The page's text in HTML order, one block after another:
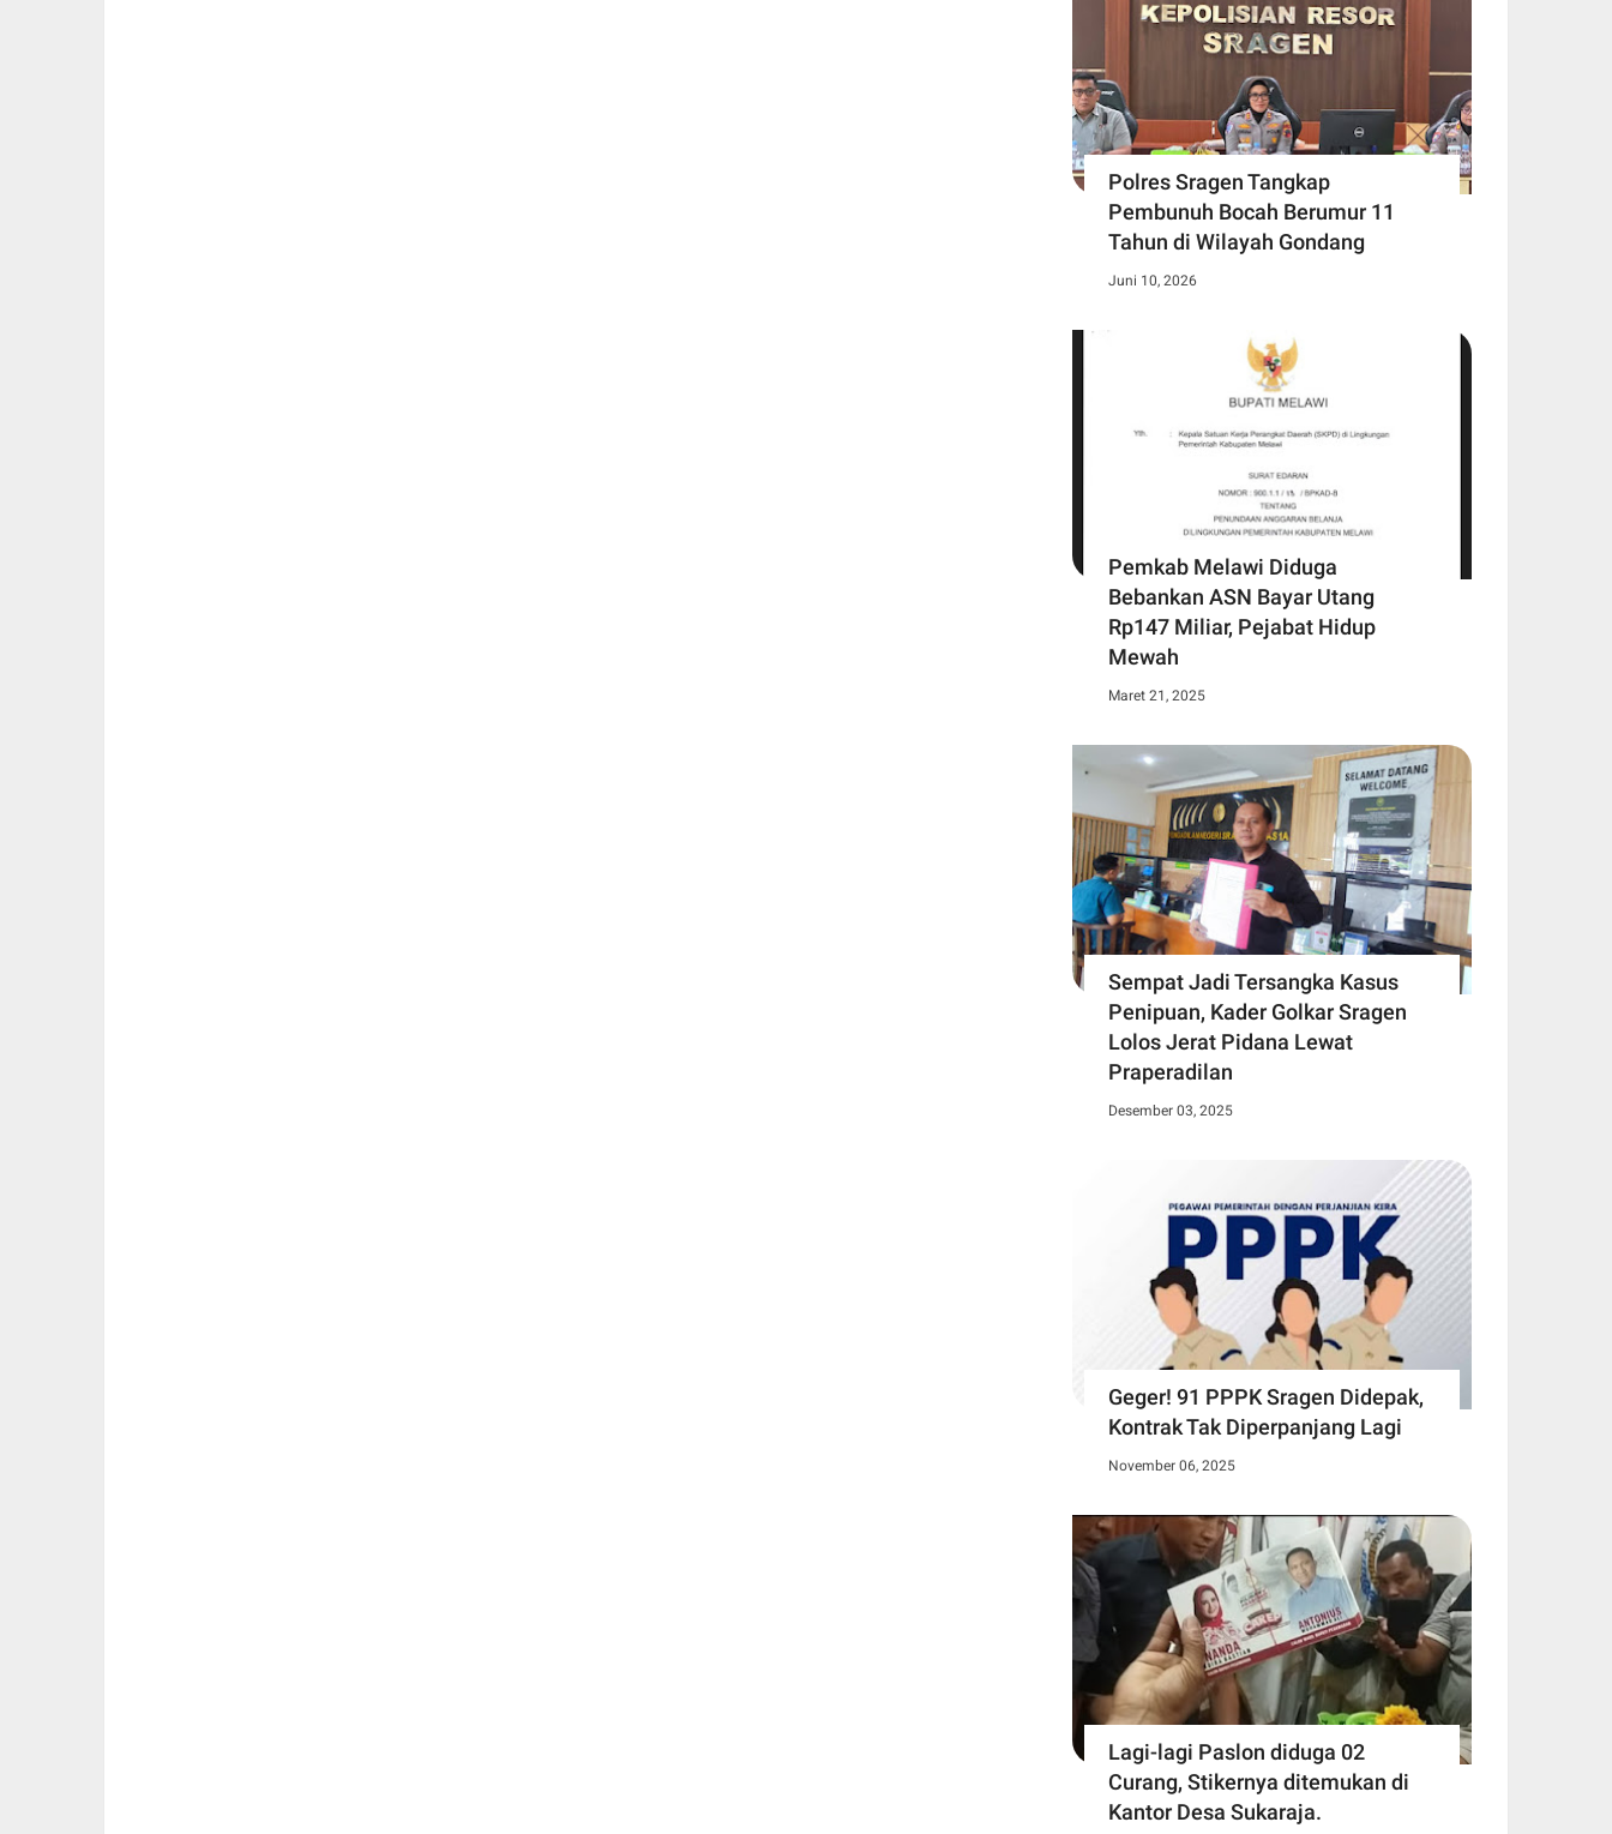
Polres Sragen Tangkap
Pembunuh Bocah Berumur 11
Tahun di Wilayah Gondang
Juni 10, 2026
Pemkab Melawi Diduga
Bebankan ASN Bayar Utang
Rp147 Miliar, Pejabat Hidup
Mewah
Maret 21, 2025
Sempat Jadi Tersangka Kasus
Penipuan, Kader Golkar Sragen
Lolos Jerat Pidana Lewat
Praperadilan
Desember 03, 2025
Geger! 91 PPPK Sragen Didepak,
Kontrak Tak Diperpanjang Lagi
November 06, 2025
Lagi-lagi Paslon diduga 02
Curang, Stikernya ditemukan di
Kantor Desa Sukaraja.